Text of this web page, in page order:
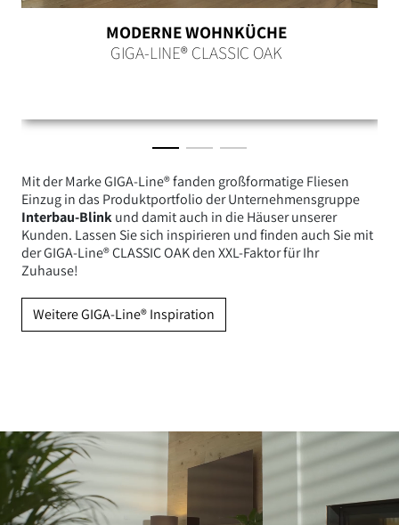
Mit der Marke GIGA-Line® fanden großformatige Fliesen
Einzug in das Produktportfolio der Unternehmensgruppe
Interbau-Blinkund damit auch in die Häuser unserer
Kunden. Lassen Sie sich inspirieren und finden auch Sie mit
der GIGA-Line® CLASSIC OAK den XXL-Faktor für Ihr
Zuhause!
Weitere GIGA-Line® Inspiration
MODERNE WOHNKÜCHE
GIGA-LINE® CLASSIC OAK